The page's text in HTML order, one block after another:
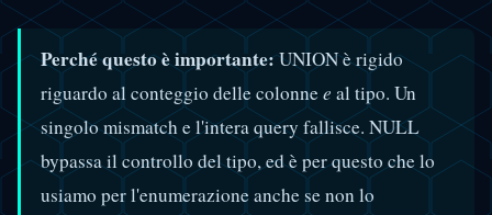
Perché questo è importante:UNION è rigido
riguardo al conteggio delle colonne e al tipo. Un
singolo mismatch e l'intera query fallisce. NULL
bypassa il controllo del tipo, ed è per questo che lo
usiamo per l'enumerazione anche se non lo